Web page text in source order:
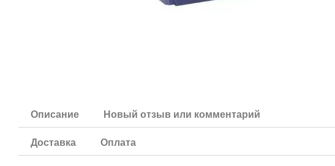
Описание Новый отзыв или комментарий
Доставка Оплата